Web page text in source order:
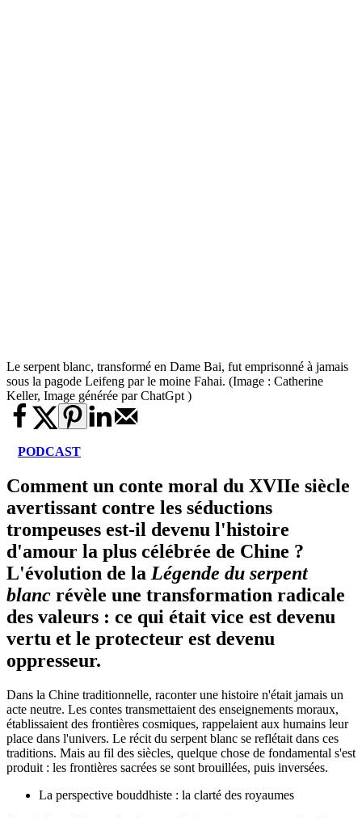
Le serpent blanc, transformé en Dame Bai, fut emprisonné à jamais
sous la pagode Leifeng par le moine Fahai. (Image : Catherine
Keller, Image générée par ChatGpt )
PODCAST
Comment un conte moral du XVIIe siècle
avertissant contre les séductions
trompeuses est-il devenu l'histoire
d'amour la plus célébrée de Chine ?
L'évolution de la Légende du serpent
blanc révèle une transformation radicale
des valeurs : ce qui était vice est devenu
vertu et le protecteur est devenu
oppresseur.
Dans la Chine traditionnelle, raconter une histoire n'était jamais un
acte neutre. Les contes transmettaient des enseignements moraux,
établissaient des frontières cosmiques, rappelaient aux humains leur
place dans l'univers. Le récit du serpent blanc se reflétait dans ces
traditions. Mais au fil des siècles, quelque chose de fondamental s'est
produit : les frontières sacrées se sont brouillées, puis inversées.
La perspective bouddhiste : la clarté des royaumes